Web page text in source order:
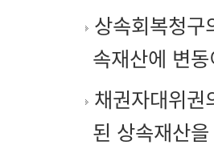
상속회복청
속재산에 변
채권자대위
된 상속재산